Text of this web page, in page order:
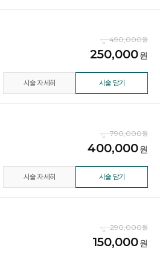
490,000
250,000
시술 자세히 시술 담기
790,000
400,000
시술 자세히 시술 담기
290,000
150,000